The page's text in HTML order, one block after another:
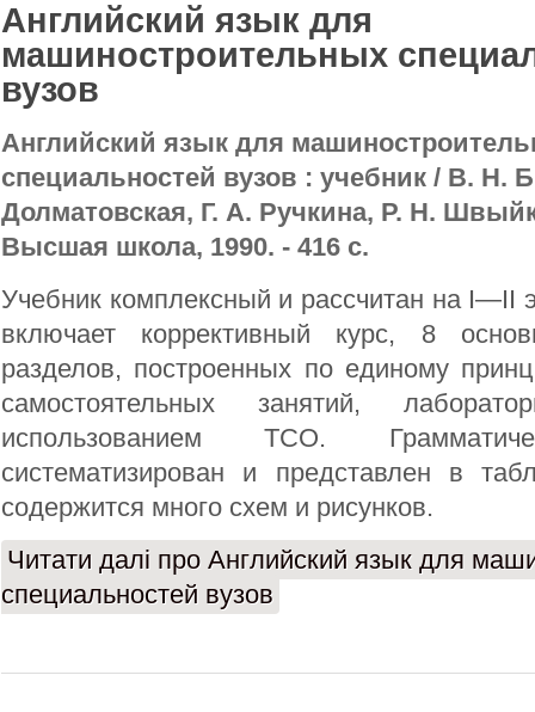
Английский язык для
машиностроительных
вузов
Английский язык для
специальностей вузов : учебник / В. Н.
Долматовская, Г. А. Ручкина, Р. Н.
Высшая школа, 1990. - 416 с.
Учебник комплексный и рассчитан на I—II
включает коррективный курс, 8
разделов, построенных по единому
самостоятельных занятий,
использованием ТСО.
систематизирован и представлен в
содержится много схем и рисунков.
Читати далі про Английский язык для
специальностей вузов